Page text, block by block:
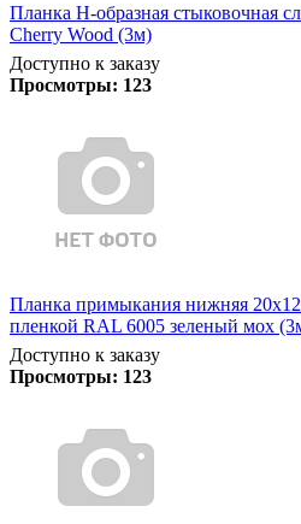
Планка Н-образная стыковочная
Cherry Wood (3м)
Доступно к заказу
Просмотры: 123
Планка примыкания нижняя
пленкой RAL 6005 зеленый мох
Доступно к заказу
Просмотры: 123